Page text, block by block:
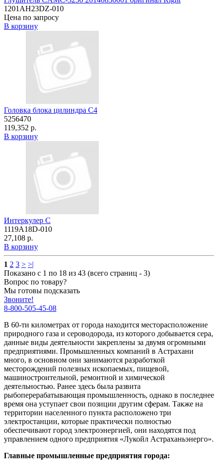
1201AH23DZ-010
Цена по запросу
В корзину
Головка блока цилиндра C4
5256470
119,352 р.
В корзину
Интеркулер C
1119A18D-010
27,108 р.
В корзину
1 2 3 > >|
Показано с 1 по 18 из 43 (всего страниц - 3)
Вопрос по товару?
Мы готовы подсказать
Звоните!
8-800-505-45-08
В 60-ти километрах от города находится месторасположение
природного газа и сероводорода, из которого добывается сера,
данные виды деятельности закреплены за двумя огромными
предприятиями. Промышленных компаний в Астрахани
много, в основном они занимаются разработкой
месторождений полезных ископаемых, пищевой,
машиностроительной, ремонтной и химической
деятельностью. Ранее здесь была развита
рыбоперерабатывающая промышленность, однако в последнее
время она уступает свои позиции другим сферам. Также на
территории населенного пункта расположено три
электростанции, которые практически полностью
обеспечивают город электроэнергией, они находятся под
управлением одного предприятия «Лукойл Астраханьэнерго».
Главные промышленные предприятия города: